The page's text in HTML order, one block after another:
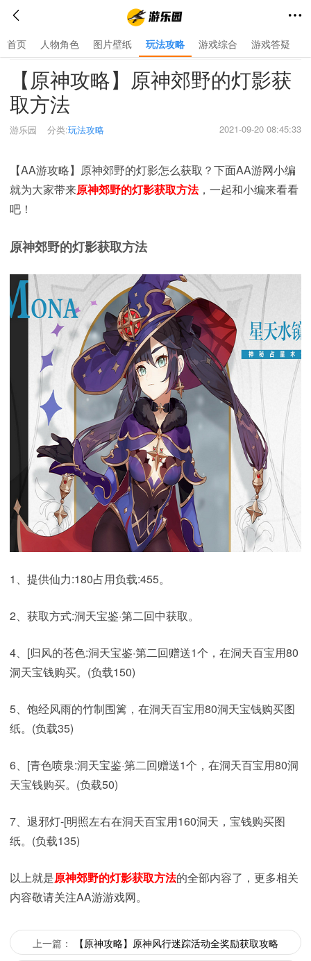
首页 人物角色 图片壁纸 玩法攻略 游戏综合 游戏答疑
首页 玩法攻略
【原神攻略】原神郊野的灯影获
取方法
游乐园 2021-09-20 08:45:33
分类:玩法攻略
【AA游攻略】原神郊野的灯影怎么获取？下面AA游网小编
就为大家带来原神郊野的灯影获取方法，一起和小编来看看
吧！
原神郊野的灯影获取方法
1、提供仙力:180占用负载:455。
2、获取方式:洞天宝鉴·第二回中获取。
4、[归风的苍色:洞天宝鉴·第二回赠送1个，在洞天百宝用80
洞天宝钱购买。(负载150)
5、饱经风雨的竹制围篱，在洞天百宝用80洞天宝钱购买图
纸。(负载35)
6、[青色喷泉:洞天宝鉴·第二回赠送1个，在洞天百宝用80洞
天宝钱购买。(负载50)
7、退邪灯-[明照左右在洞天百宝用160洞天，宝钱购买图
纸。(负载135)
以上就是原神郊野的灯影获取方法的全部内容了，更多相关
内容敬请关注AA游游戏网。
上一篇： 【原神攻略】原神风行迷踪活动全奖励获取攻略